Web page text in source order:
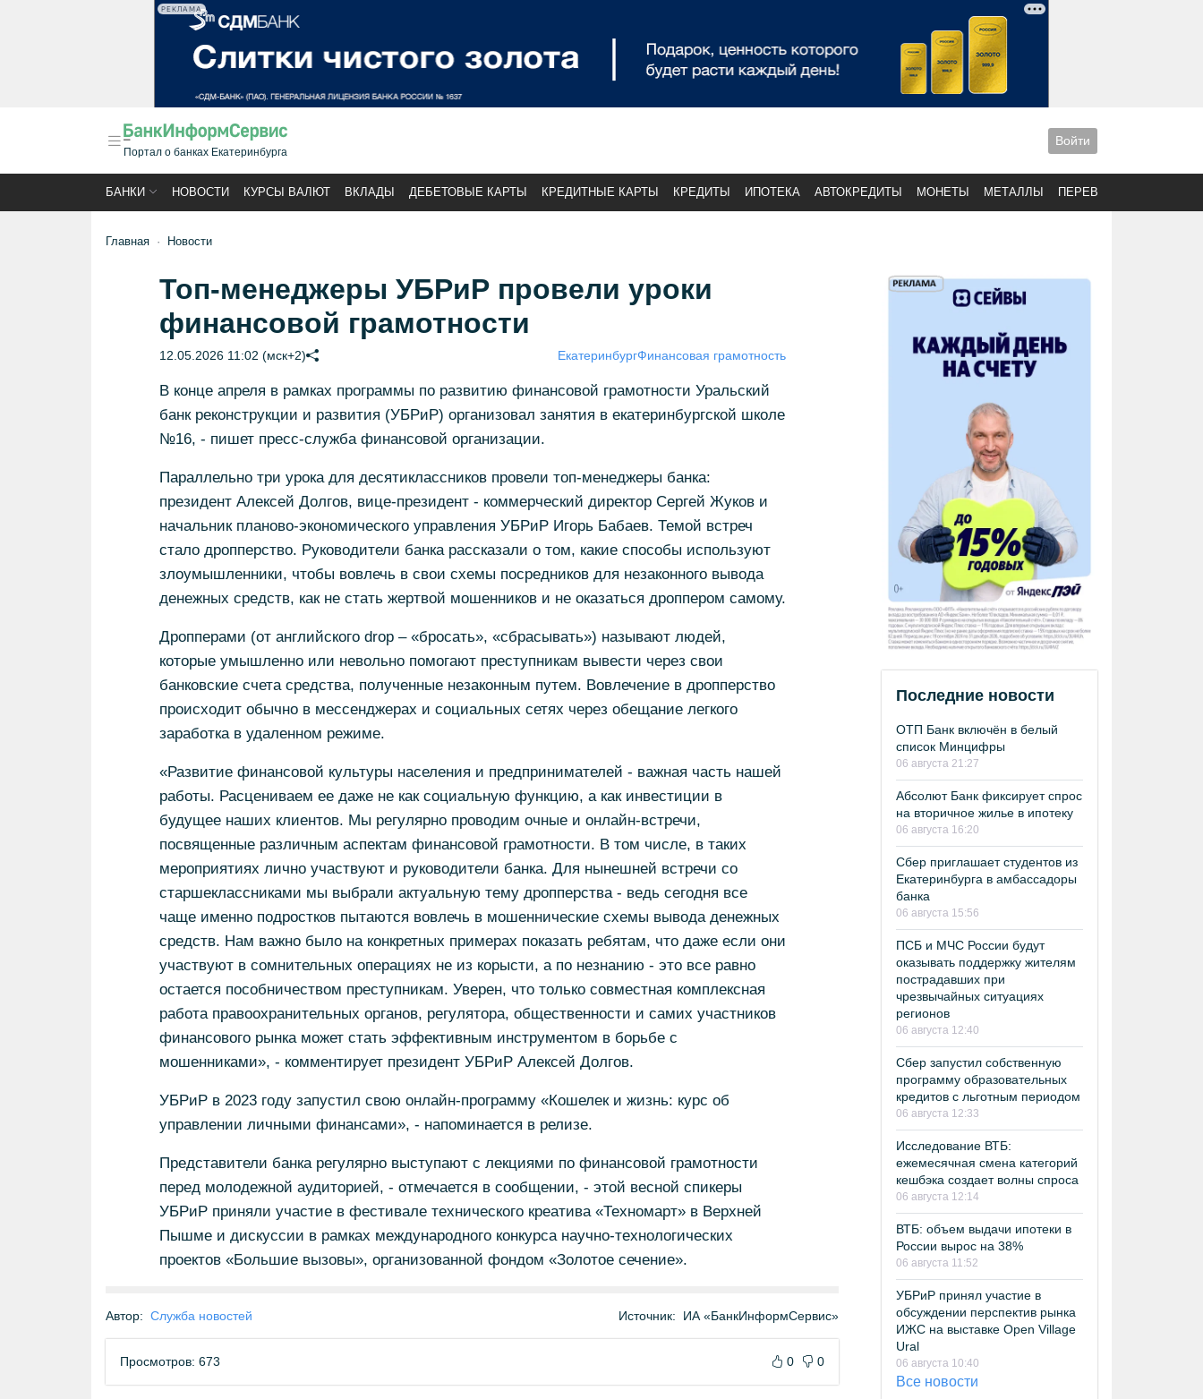
РЕКЛАМА
Портал о банках Екатеринбурга
Войти
БАНКИ НОВОСТИ КУРСЫ ВАЛЮТ ВКЛАДЫ ДЕБЕТОВЫЕ КАРТЫ КРЕДИТНЫЕ КАРТЫ КРЕДИТЫ ИПОТЕКА АВТОКРЕДИТЫ МОНЕТЫ МЕТАЛЛЫ ПЕРЕВОДЫ
Главная Новости
Топ-менеджеры УБРиР провели уроки
финансовой грамотности
12.05.2026 11:02 (мск+2) ЕкатеринбургФинансовая грамотность
В конце апреля в рамках программы по развитию финансовой грамотности Уральский
банк реконструкции и развития (УБРиР) организовал занятия в екатеринбургской школе
№16, - пишет пресс-служба финансовой организации.
Параллельно три урока для десятиклассников провели топ-менеджеры банка:
президент Алексей Долгов, вице-президент - коммерческий директор Сергей Жуков и
начальник планово-экономического управления УБРиР Игорь Бабаев. Темой встреч
стало дропперство. Руководители банка рассказали о том, какие способы используют
злоумышленники, чтобы вовлечь в свои схемы посредников для незаконного вывода
денежных средств, как не стать жертвой мошенников и не оказаться дроппером самому.
Дропперами (от английского drop – «бросать», «сбрасывать») называют людей,
которые умышленно или невольно помогают преступникам вывести через свои
банковские счета средства, полученные незаконным путем. Вовлечение в дропперство
происходит обычно в мессенджерах и социальных сетях через обещание легкого
заработка в удаленном режиме.
«Развитие финансовой культуры населения и предпринимателей - важная часть нашей
работы. Расцениваем ее даже не как социальную функцию, а как инвестиции в
будущее наших клиентов. Мы регулярно проводим очные и онлайн-встречи,
посвященные различным аспектам финансовой грамотности. В том числе, в таких
мероприятиях лично участвуют и руководители банка. Для нынешней встречи со
старшеклассниками мы выбрали актуальную тему дропперства - ведь сегодня все
чаще именно подростков пытаются вовлечь в мошеннические схемы вывода денежных
средств. Нам важно было на конкретных примерах показать ребятам, что даже если они
участвуют в сомнительных операциях не из корысти, а по незнанию - это все равно
остается пособничеством преступникам. Уверен, что только совместная комплексная
работа правоохранительных органов, регулятора, общественности и самих участников
финансового рынка может стать эффективным инструментом в борьбе с
мошенниками», - комментирует президент УБРиР Алексей Долгов.
УБРиР в 2023 году запустил свою онлайн-программу «Кошелек и жизнь: курс об
управлении личными финансами», - напоминается в релизе.
Представители банка регулярно выступают с лекциями по финансовой грамотности
перед молодежной аудиторией, - отмечается в сообщении, - этой весной спикеры
УБРиР приняли участие в фестивале технического креатива «Техномарт» в Верхней
Пышме и дискуссии в рамках международного конкурса научно-технологических
проектов «Большие вызовы», организованной фондом «Золотое сечение».
Автор: Служба новостей Источник: ИА «БанкИнформСервис»
Просмотров: 673 0 0
Последние новости
ОТП Банк включён в белый
список Минцифры
06 августа 21:27
Абсолют Банк фиксирует спрос
на вторичное жилье в ипотеку
06 августа 16:20
Сбер приглашает студентов из
Екатеринбурга в амбассадоры
банка
06 августа 15:56
ПСБ и МЧС России будут
оказывать поддержку жителям
пострадавших при
чрезвычайных ситуациях
регионов
06 августа 12:40
Сбер запустил собственную
программу образовательных
кредитов с льготным периодом
06 августа 12:33
Исследование ВТБ:
ежемесячная смена категорий
кешбэка создает волны спроса
06 августа 12:14
ВТБ: объем выдачи ипотеки в
России вырос на 38%
06 августа 11:52
УБРиР принял участие в
обсуждении перспектив рынка
ИЖС на выставке Open Village
Ural
06 августа 10:40
Все новости